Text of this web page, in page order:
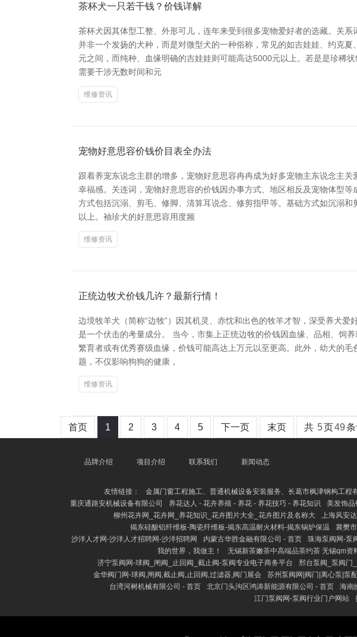
茶杯犬一只若干钱？价钱详解
茶杯犬因其体型工整、外形可儿，连年来受到很多宠物爱好者的选藏。关
并非一个发扬的犬种，而是对微型犬的一种俗称，常见的如吉娃娃、约克
元之间，而纯种、血缘明确的吉娃娃则可能高达5000元以上。若是是珍稀
需要干涉无数时间和元
维修资讯
宠物好意思容价钱价目表全办法
跟着养宠东说念主群的增多，宠物好意思容冉冉成为好多宠物主东说念主
幸福感。关连词，宠物好意思容的价钱因办事方式、地区相反及宠物体型
方式包括沉溺、剪毛、修脚、清算耳说念、修剪指甲等。基础方式如沉溺
以上。袖珍犬的好意思容用度频
维修资讯
正统边牧犬价钱几许？最新行情！
边境牧羊犬（简称“边牧”）因其机灵、赤忱和出色的牧羊才智，深受养犬
是一个伏击的考量成分。 当今，市集上正统边牧的价钱因血缘、品相、饲
繁育者或有优秀赛级血缘，价钱可能高达上万元以至更高。此外，幼犬的
题，不仅影响狗狗的健康，
维修资讯
首页 1 2 3 4 5 下一页 末页 共 5页49
品牌介绍 项目介绍 联系我们 新闻动态
友情链接： 金属门窗工程施工、普通机械设备安装服务、长葛市枫津钢构工程
重庆通路安机械设备有限公司
养花达人 - 花卉养殖 - 养花 - 养花技巧 - 养花知识 美发饰品
柳州花卉网_花卉网_养花知识_花卉图片大全_花卉图片及名称大
上海风安
揭东硅酸铝纤维板-陶瓷纤维板-揭东高温耐火材料-揭东锅炉保温
襄樊
沙洋人才网-沙洋人才招聘网-沙洋招聘网
内蒙古华胜金融有限公司 - 首页 珠海泵阀网-泵
我的世界，我做主！
无锡新茶嫩茶中高端品茶约茶 无锡qm
济宁泵阀网-球阀_闸阀_止回阀_截止阀-泵阀专业电子商务平台
邢台泵阀_泵阀门
金华阀门网-球阀,闸阀,截止阀,止回阀,过滤器,阀门展会
苏州泵阀网|阀门|离心泵|泵
台湾河树机械有限公司 - 首页
北京门头沟区鸿涛新能源有限公司 - 首页 海南
江门泵阀网-泵阀行业门户网站